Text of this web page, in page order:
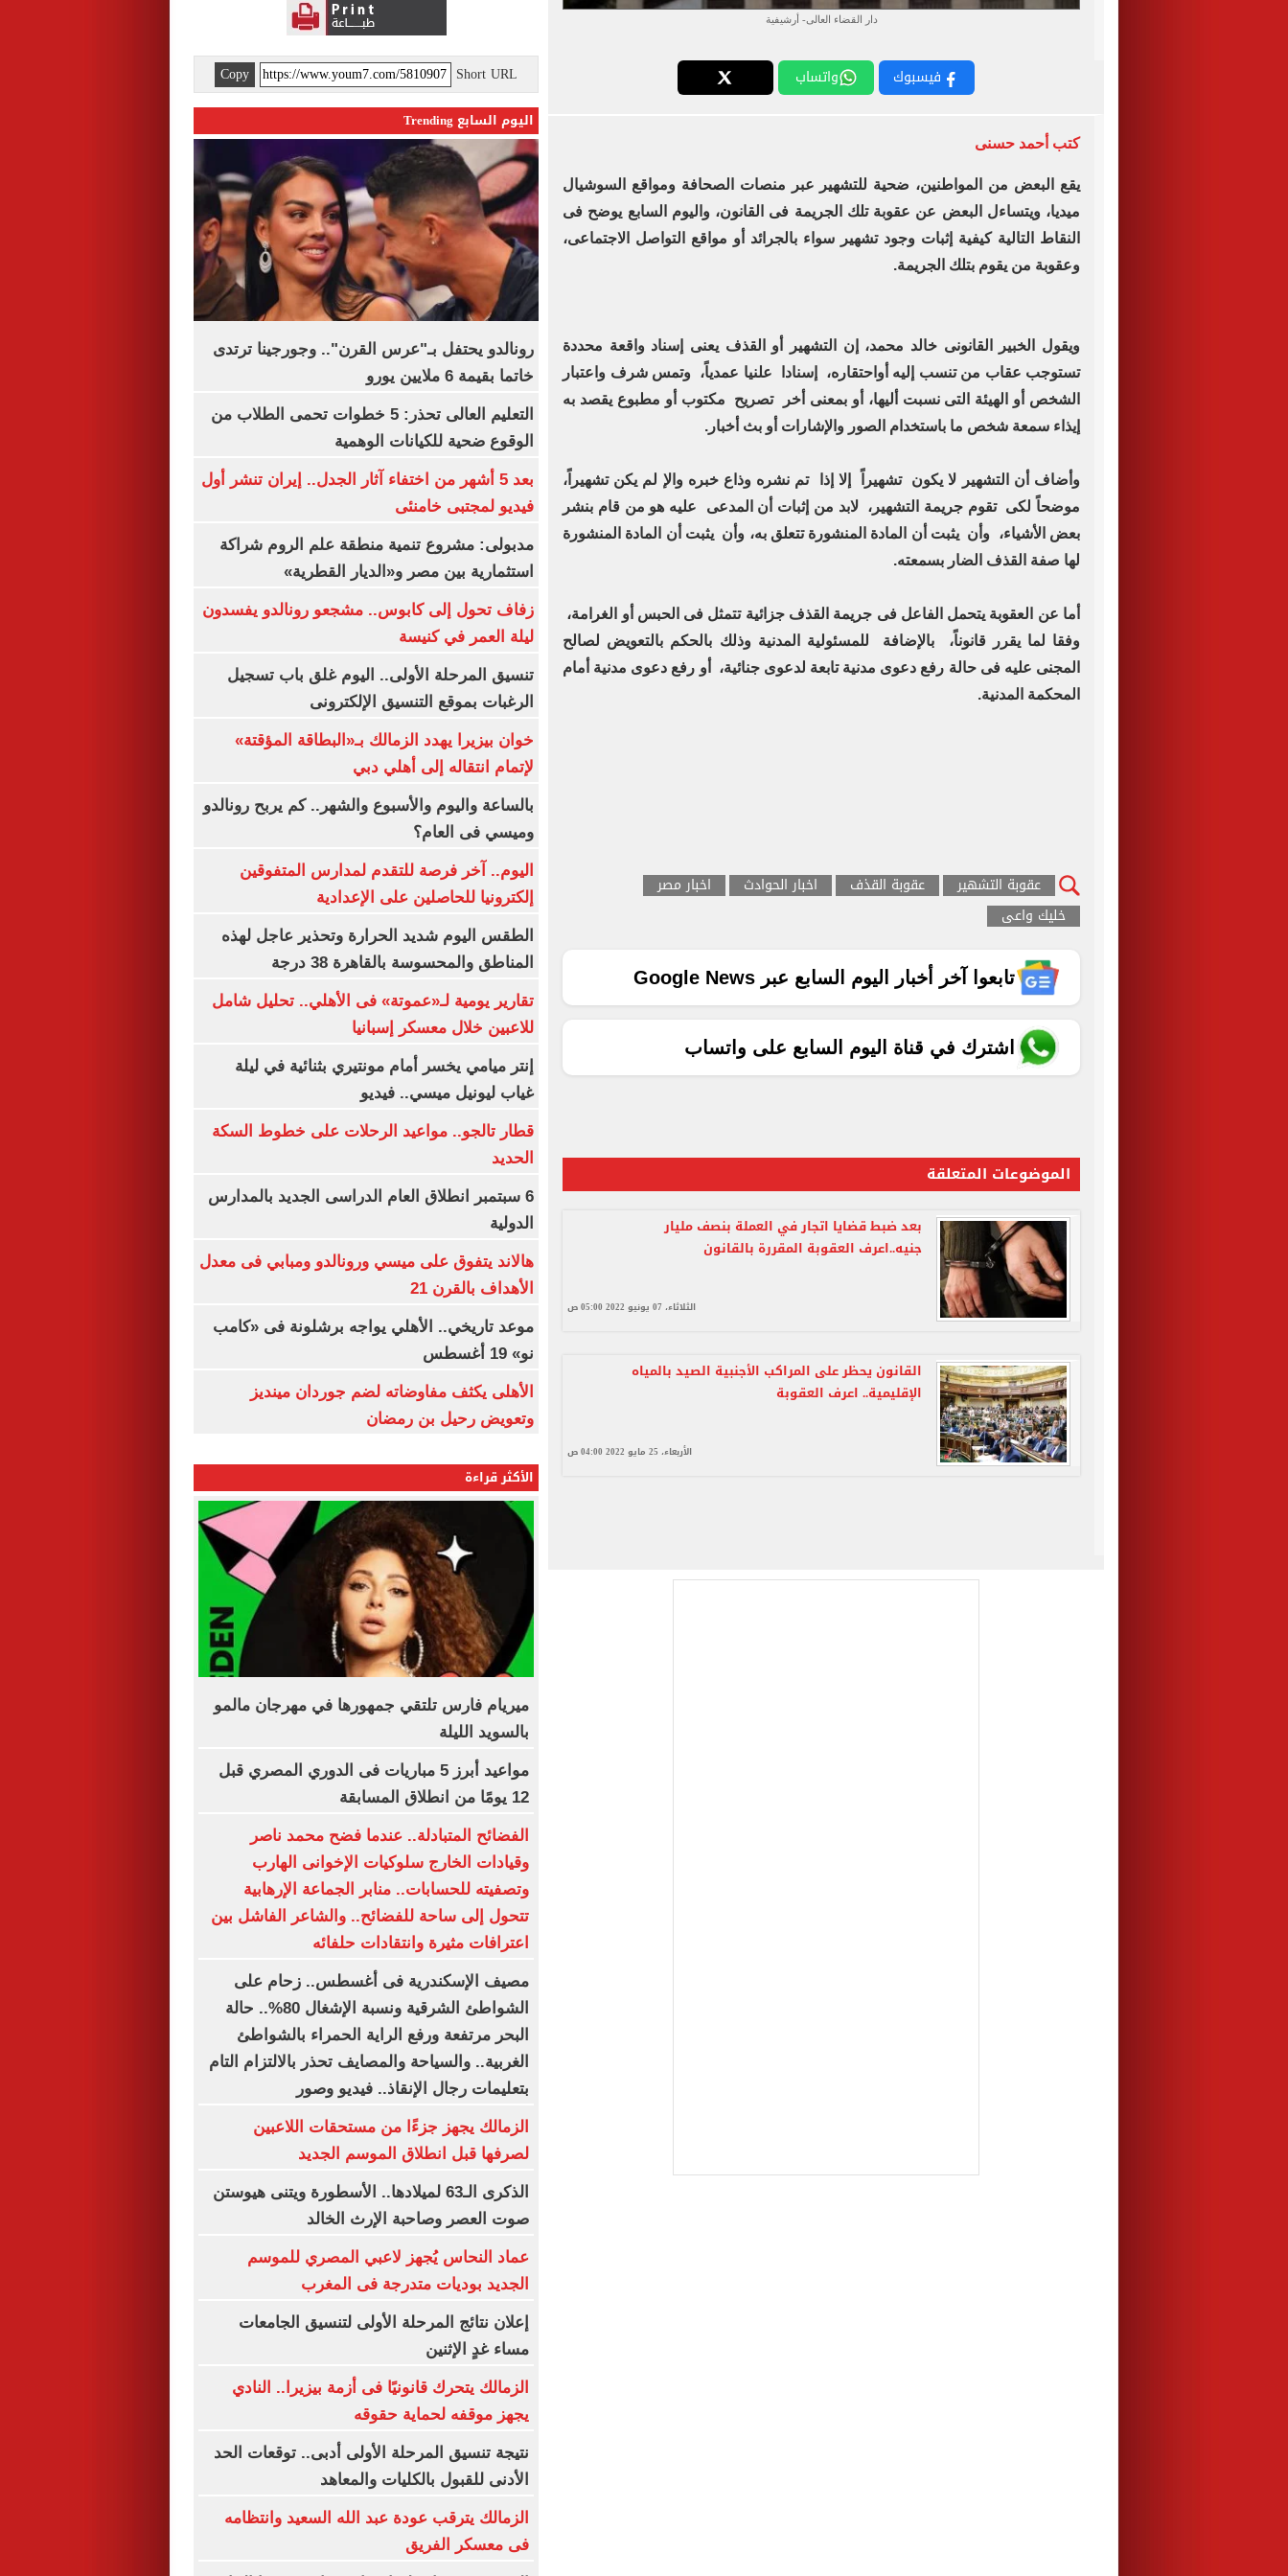
دار القضاء العالى- أرشيفية
فيسبوك واتساب
كتب أحمد حسنى
يقع البعض من المواطنين، ضحية للتشهير عبر منصات الصحافة ومواقع السوشيال
ميديا، ويتساءل البعض عن عقوبة تلك الجريمة فى القانون، واليوم السابع يوضح فى
النقاط التالية كيفية إثبات وجود تشهير سواء بالجرائد أو مواقع التواصل الاجتماعى،
وعقوبة من يقوم بتلك الجريمة.
ويقول الخبير القانونى خالد محمد، إن التشهير أو القذف يعنى إسناد واقعة محددة
تستوجب عقاب من تنسب إليه أواحتقاره، إسنادا علنيا عمدياً، وتمس شرف واعتبار
الشخص أو الهيئة التى نسبت أليها، أو بمعنى أخر تصريح مكتوب أو مطبوع يقصد به
إيذاء سمعة شخص ما باستخدام الصور والإشارات أو بث أخبار.
وأضاف أن التشهير لا يكون تشهيراً إلا إذا تم نشره وذاع خبره والإ لم يكن تشهيراً،
موضحاً لكى تقوم جريمة التشهير، لابد من إثبات أن المدعى عليه هو من قام بنشر
بعض الأشياء، وأن يثبت أن المادة المنشورة تتعلق به، وأن يثبت أن المادة المنشورة
لها صفة القذف الضار بسمعته.
أما عن العقوبة يتحمل الفاعل فى جريمة القذف جزائية تتمثل فى الحبس أو الغرامة،
وفقا لما يقرر قانوناً، بالإضافة للمسئولية المدنية وذلك بالحكم بالتعويض لصالح
المجنى عليه فى حالة رفع دعوى مدنية تابعة لدعوى جنائية، أو رفع دعوى مدنية أمام
المحكمة المدنية.
عقوبة التشهير عقوبة القذف اخبار الحوادث
اخبار مصر
خليك واعى
تابعوا آخر أخبار اليوم السابع عبر Google News
اشترك في قناة اليوم السابع على واتساب
الموضوعات المتعلقة
بعد ضبط قضايا اتجار في العملة بنصف مليار
جنيه..اعرف العقوبة المقررة بالقانون
الثلاثاء، 07 يونيو 2022 05:00 ص
القانون يحظر على المراكب الأجنبية الصيد بالمياه
الإقليمية.. اعرف العقوبة
الأربعاء، 25 مايو 2022 04:00 ص
Short URL
Copy
اليوم السابع Trending
رونالدو يحتفل بـ"عرس القرن".. وجورجينا ترتدى
خاتما بقيمة 6 ملايين يورو
التعليم العالى تحذر: 5 خطوات تحمى الطلاب من
الوقوع ضحية للكيانات الوهمية
بعد 5 أشهر من اختفاء آثار الجدل.. إيران تنشر أول
فيديو لمجتبى خامنئى
مدبولى: مشروع تنمية منطقة علم الروم شراكة
استثمارية بين مصر و«الديار القطرية»
زفاف تحول إلى كابوس.. مشجعو رونالدو يفسدون
ليلة العمر في كنيسة
تنسيق المرحلة الأولى.. اليوم غلق باب تسجيل
الرغبات بموقع التنسيق الإلكترونى
خوان بيزيرا يهدد الزمالك بـ«البطاقة المؤقتة»
لإتمام انتقاله إلى أهلي دبي
بالساعة واليوم والأسبوع والشهر.. كم يربح رونالدو
وميسي فى العام؟
اليوم.. آخر فرصة للتقدم لمدارس المتفوقين
إلكترونيا للحاصلين على الإعدادية
الطقس اليوم شديد الحرارة وتحذير عاجل لهذه
المناطق والمحسوسة بالقاهرة 38 درجة
تقارير يومية لـ«عموتة» فى الأهلي.. تحليل شامل
للاعبين خلال معسكر إسبانيا
إنتر ميامي يخسر أمام مونتيري بثنائية في ليلة
غياب ليونيل ميسي.. فيديو
قطار تالجو.. مواعيد الرحلات على خطوط السكة
الحديد
6 سبتمبر انطلاق العام الدراسى الجديد بالمدارس
الدولية
هالاند يتفوق على ميسي ورونالدو ومبابي فى معدل
الأهداف بالقرن 21
موعد تاريخي.. الأهلي يواجه برشلونة فى «كامب
نو» 19 أغسطس
الأهلى يكثف مفاوضاته لضم جوردان مينديز
وتعويض رحيل بن رمضان
الأكثر قراءة
ميريام فارس تلتقي جمهورها في مهرجان مالمو
بالسويد الليلة
مواعيد أبرز 5 مباريات فى الدوري المصري قبل
12 يومًا من انطلاق المسابقة
الفضائح المتبادلة.. عندما فضح محمد ناصر
وقيادات الخارج سلوكيات الإخوانى الهارب
وتصفيته للحسابات.. منابر الجماعة الإرهابية
تتحول إلى ساحة للفضائح.. والشاعر الفاشل بين
اعترافات مثيرة وانتقادات حلفائه
مصيف الإسكندرية فى أغسطس.. زحام على
الشواطئ الشرقية ونسبة الإشغال 80%.. حالة
البحر مرتفعة ورفع الراية الحمراء بالشواطئ
الغربية.. والسياحة والمصايف تحذر بالالتزام التام
بتعليمات رجال الإنقاذ.. فيديو وصور
الزمالك يجهز جزءًا من مستحقات اللاعبين
لصرفها قبل انطلاق الموسم الجديد
الذكرى الـ63 لميلادها.. الأسطورة ويتنى هيوستن
صوت العصر وصاحبة الإرث الخالد
عماد النحاس يُجهز لاعبي المصري للموسم
الجديد بوديات متدرجة فى المغرب
إعلان نتائج المرحلة الأولى لتنسيق الجامعات
مساء غدٍ الإثنين
الزمالك يتحرك قانونيًا فى أزمة بيزيرا.. النادي
يجهز موقفه لحماية حقوقه
نتيجة تنسيق المرحلة الأولى أدبى.. توقعات الحد
الأدنى للقبول بالكليات والمعاهد
الزمالك يترقب عودة عبد الله السعيد وانتظامه
فى معسكر الفريق